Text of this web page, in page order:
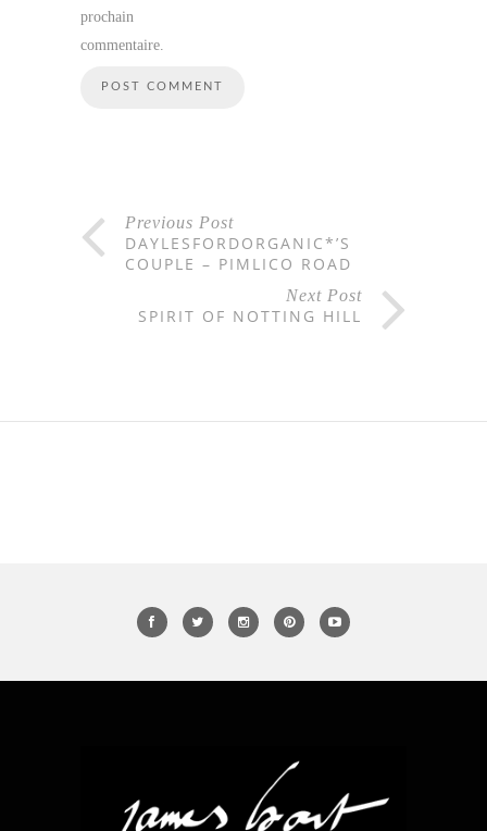
prochain
commentaire.
Previous Post
DAYLESFORDORGANIC*’S
COUPLE – PIMLICO ROAD
Next Post
SPIRIT OF NOTTING HILL